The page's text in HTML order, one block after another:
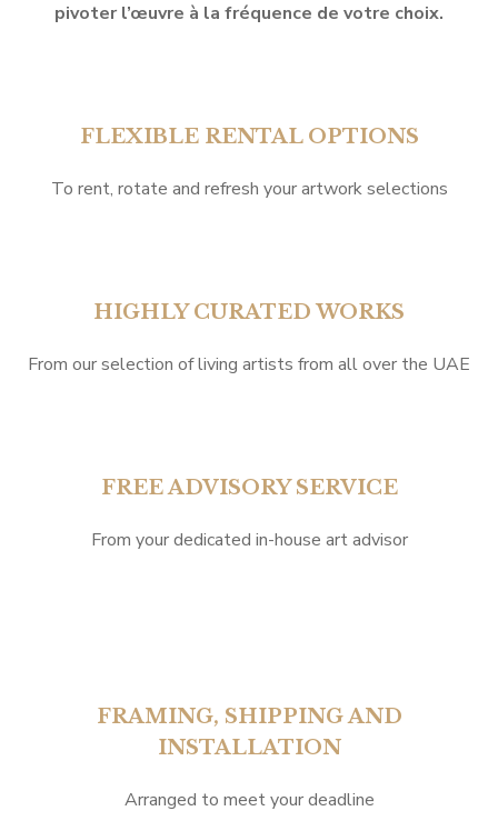
pivoter l’œuvre à la fréquence de votre choix.
FLEXIBLE RENTAL OPTIONS
To rent, rotate and refresh your artwork selections
HIGHLY CURATED WORKS
From our selection of living artists from all over the UAE
FREE ADVISORY SERVICE
From your dedicated in-house art advisor
FRAMING, SHIPPING AND
INSTALLATION
Arranged to meet your deadline